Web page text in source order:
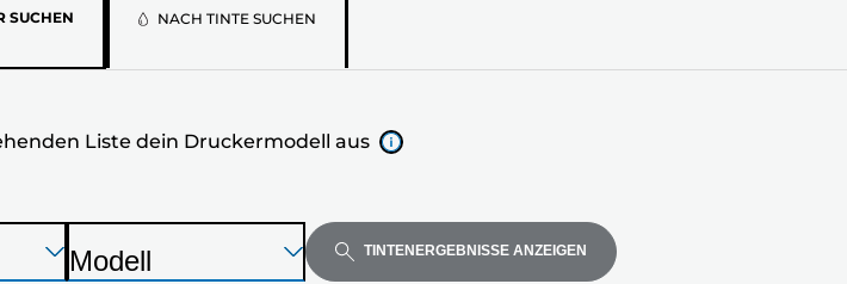
SUCHEN
Wähle
aus
stehenden
Liste
NACH TINTE SUCHEN
Liste dein Druckermodell aus
Drücken
Modell TINTENERGEBNISSE ANZEIGEN